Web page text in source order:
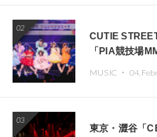
02
CUTIE
「PIA競技場
MUSIC ・
03
東京・澀谷「